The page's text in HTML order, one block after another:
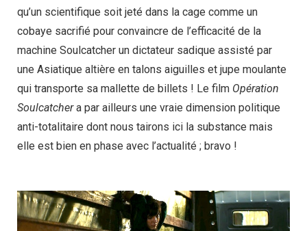
qu’un scientifique soit jeté dans la cage comme un
cobaye sacrifié pour convaincre de l’efficacité de la
machine Soulcatcher un dictateur sadique assisté par
une Asiatique altière en talons aiguilles et jupe moulante
qui transporte sa mallette de billets ! Le film Opération
Soulcatchera par ailleurs une vraie dimension politique
anti-totalitaire dont nous tairons ici la substance mais
elle est bien en phase avec l’actualité ; bravo !